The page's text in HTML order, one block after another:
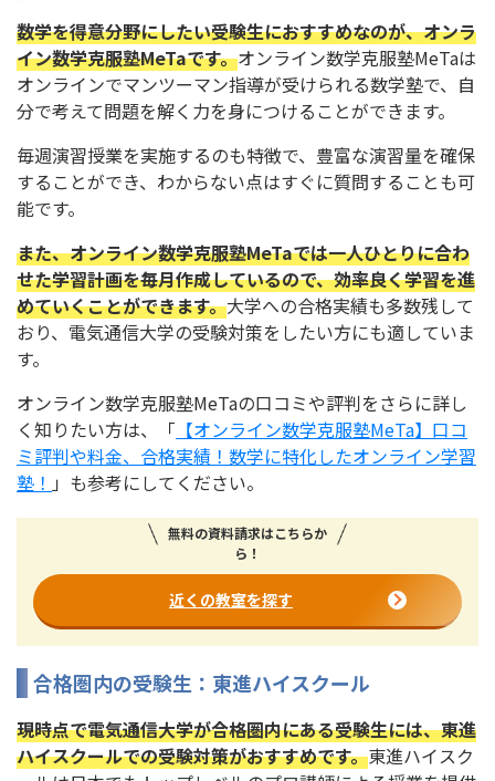
数学を得意分野にしたい受験生におすすめなのが、オンラ
イン数学克服塾MeTaです。オンライン数学克服塾MeTaは
オンラインでマンツーマン指導が受けられる数学塾で、自
分で考えて問題を解く力を身につけることができます。
毎週演習授業を実施するのも特徴で、豊富な演習量を確保
することができ、わからない点はすぐに質問することも可
能です。
また、オンライン数学克服塾MeTaでは一人ひとりに合わ
せた学習計画を毎月作成しているので、効率良く学習を進
めていくことができます。大学への合格実績も多数残して
おり、電気通信大学の受験対策をしたい方にも適していま
す。
オンライン数学克服塾MeTaの口コミや評判をさらに詳し
く知りたい方は、「 【オンライン数学克服塾MeTa】口コ
ミ評判や料金、合格実績！数学に特化したオンライン学習
塾！ 」も参考にしてください。
無料の資料請求はこちらか
ら！
近くの教室を探す
合格圏内の受験生：東進ハイスクール
現時点で電気通信大学が合格圏内にある受験生には、東進
ハイスクールでの受験対策がおすすめです。東進ハイスク